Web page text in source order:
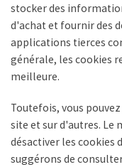
stocker des
d'achat et fournir des
applications tierces
générale, les cookies
meilleure.
Toutefois, vous
site et sur d'autres. Le
désactiver les cookies
suggérons de